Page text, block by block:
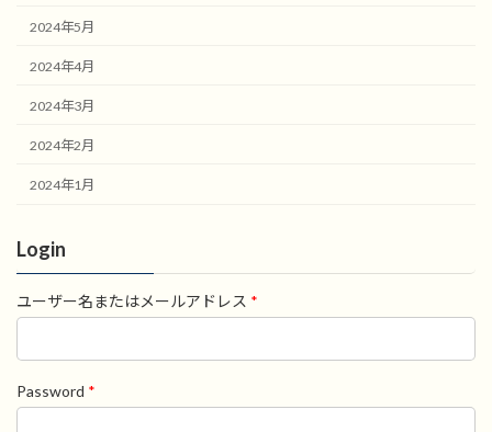
2024年5月
2024年4月
2024年3月
2024年2月
2024年1月
Login
ユーザー名またはメールアドレス *
Password *